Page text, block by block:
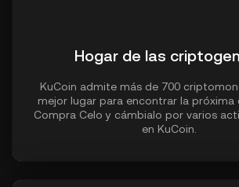
Hogar de las
KuCoin admite más de 700
mejor lugar para encontrar la próxima
Compra Celo y cámbialo por varios
en KuCoin.